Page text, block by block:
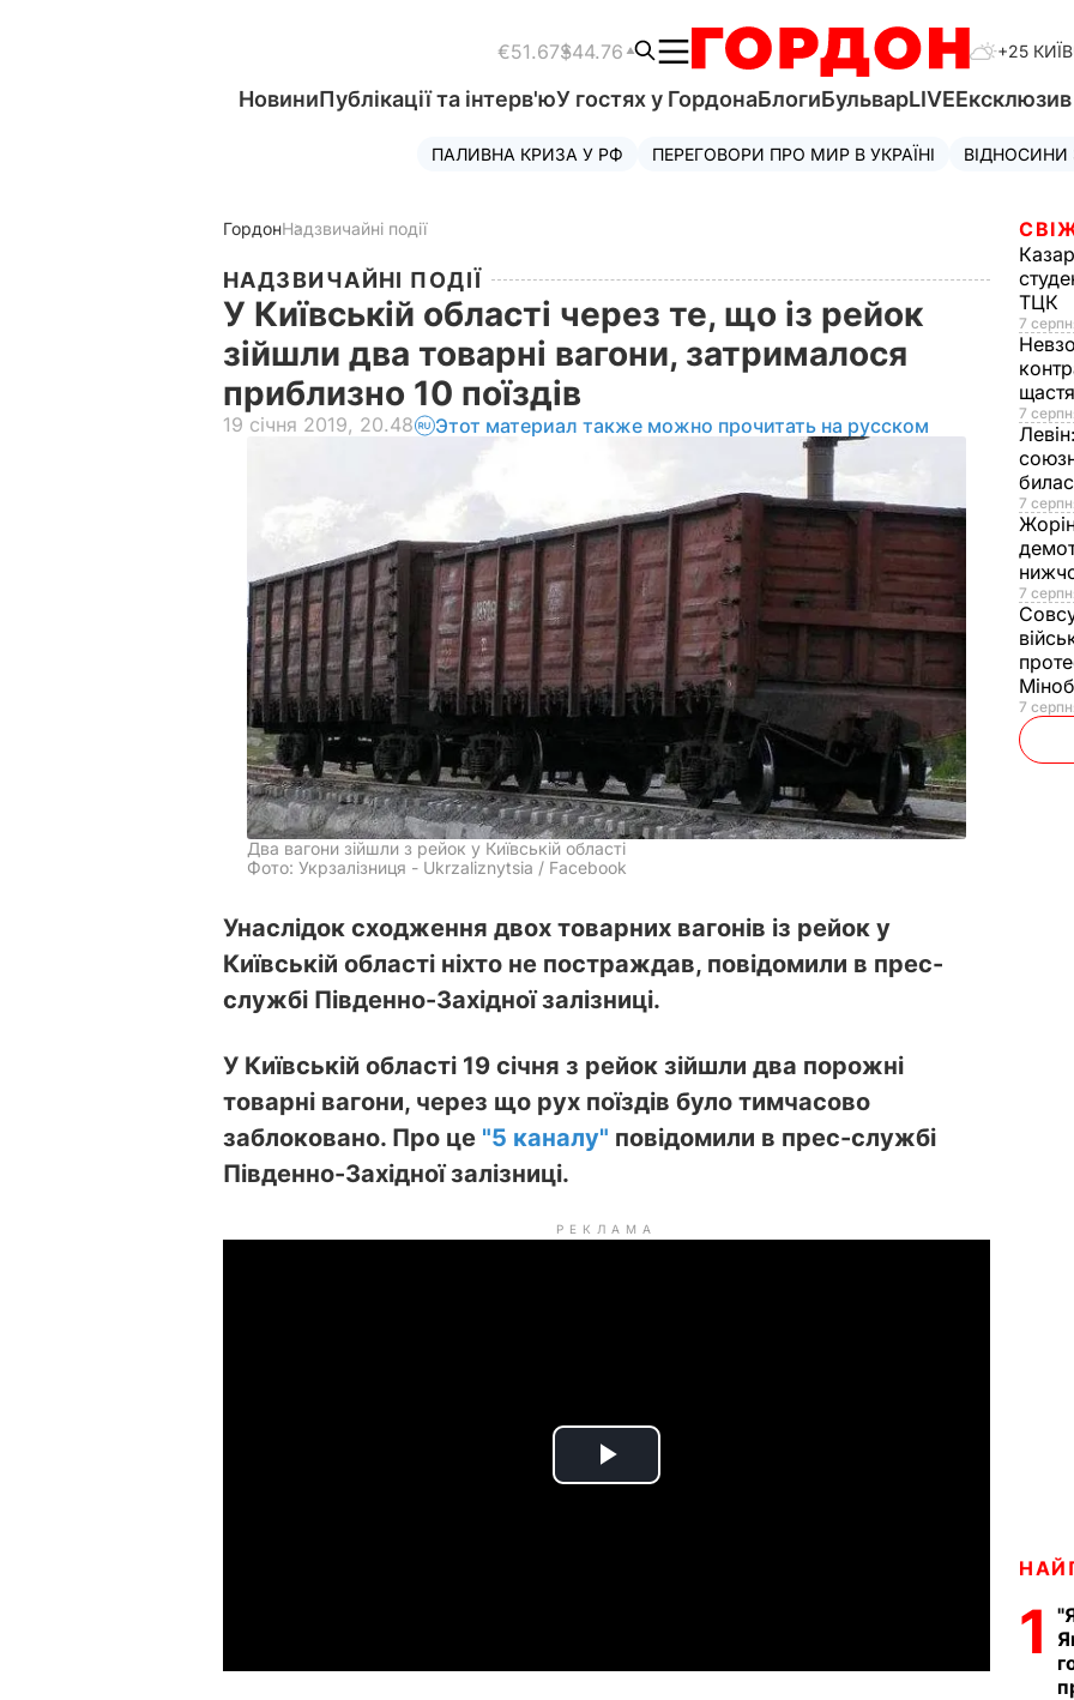
€51.67$44.76 +25 КИЇВ
НовиниПублікації та інтерв'юУ гостях у ГордонаБлогиБульварLIVEЕксклюзив
ПАЛИВНА КРИЗА У РФ ПЕРЕГОВОРИ ПРО МИР В УКРАЇНІ
ГордонНадзвичайні події
НАДЗВИЧАЙНІ ПОДІЇ
У Київській області через те, що із рейок
зійшли два товарні вагони, затрималося
приблизно 10 поїздів
19 січня 2019, 20.48 Этот материал также можно прочитать на русском
Два вагони зійшли з рейок у Київській області
Фото: Укрзалізниця - Ukrzaliznytsia / Facebook
Унаслідок сходження двох товарних вагонів із рейок у
Київській області ніхто не постраждав, повідомили в прес-
службі Південно-Західної залізниці.
У Київській області 19 січня з рейок зійшли два порожні
товарні вагони, через що рух поїздів було тимчасово
заблоковано. Про це "5 каналу" повідомили в прес-службі
Південно-Західної залізниці.
РЕКЛАМА
P
ТЦК
7
щастя
7
Левін:
7
7
7
1